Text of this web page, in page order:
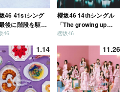
46 41stシング
後に階段を駆け
たのはいつ
46
櫻坂46 14thシングル
「The growing up
train」
櫻坂46
1.14 11.26